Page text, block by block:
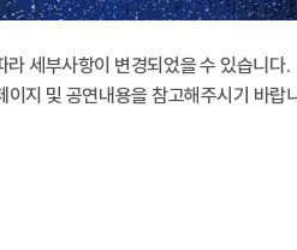
세부사항이 변경되었을 수 있습니다.
지 및 공연내용을 참고해주시기 바랍